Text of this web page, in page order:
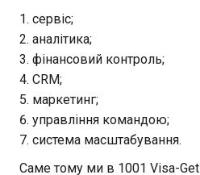
сервіс;
аналітика;
фінансовий контроль;
CRM;
маркетинг;
управління командою;
система масштабування.
Саме тому ми в 1001 Visa-